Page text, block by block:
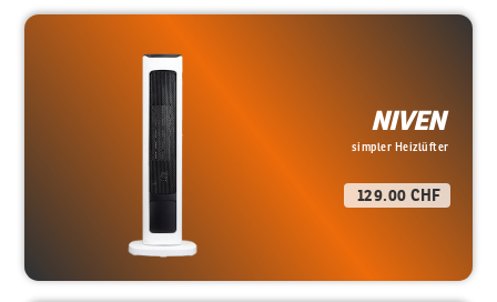
NIVEN
simpler Heizlüfter
129.00 CHF